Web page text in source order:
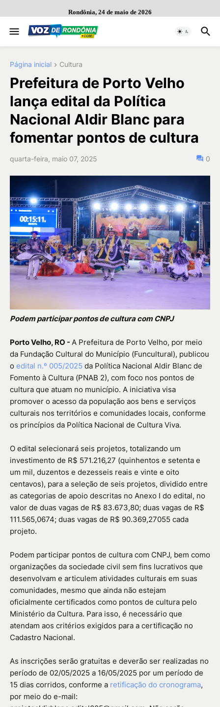
Rondônia, 24 de maio de 2026
Página inicial Cultura
Prefeitura de Porto Velho
lança edital da Política
Nacional Aldir Blanc para
fomentar pontos de cultura
quarta-feira, maio 07, 2025 0
Podem participar pontos de cultura com CNPJ
Porto Velho, RO - A Prefeitura de Porto Velho, por meio
da Fundação Cultural do Município (Funcultural), publicou
o edital n.º 005/2025 da Política Nacional Aldir Blanc de
Fomento à Cultura (PNAB 2), com foco nos pontos de
cultura que atuam no município. A iniciativa visa
promover o acesso da população aos bens e serviços
culturais nos territórios e comunidades locais, conforme
os princípios da Política Nacional de Cultura Viva.
O edital selecionará seis projetos, totalizando um
investimento de R$ 571.216,27 (quinhentos e setenta e
um mil, duzentos e dezesseis reais e vinte e oito
centavos), para a seleção de seis projetos, dividido entre
as categorias de apoio descritas no Anexo I do edital, no
valor de duas vagas de R$ 83.673,80; duas vagas de R$
111.565,0674; duas vagas de R$ 90.369,27055 cada
projeto.
Podem participar pontos de cultura com CNPJ, bem como
organizações da sociedade civil sem fins lucrativos que
desenvolvam e articulem atividades culturais em suas
comunidades, mesmo que ainda não estejam
oficialmente certificados como pontos de cultura pelo
Ministério da Cultura. Para isso, é necessário que
atendam aos critérios exigidos para a certificação no
Cadastro Nacional.
As inscrições serão gratuitas e deverão ser realizadas no
período de 02/05/2025 a 16/05/2025 por um período de
15 dias corridos, conforme a retificação do cronograma,
por meio do e-mail: